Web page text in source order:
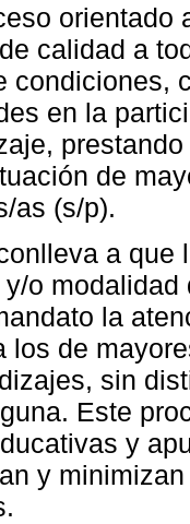
orientado
calidad a
condiciones,
en la
de
as (s/p).
a
o
la
los de
sin
Este
y
y